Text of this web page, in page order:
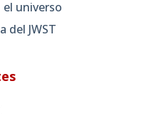
el universo
del JWST